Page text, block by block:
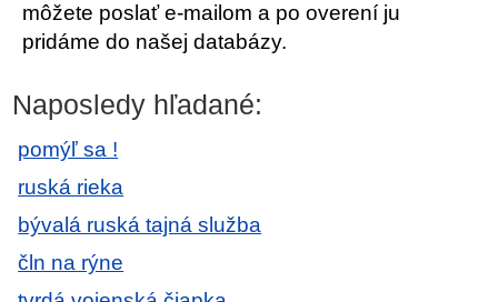
môžete poslať e-mailom a po overení ju
pridáme do našej databázy.
Naposledy hľadané:
pomýľ sa !
ruská rieka
bývalá ruská tajná služba
čln na rýne